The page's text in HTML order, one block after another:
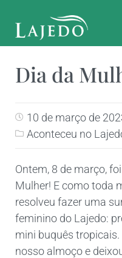
Dia da
10 de março de
Aconteceu no
Ontem, 8 de março,
Mulher! E como toda
resolveu fazer uma
feminino do Lajedo:
mini buquês
nosso almoço e